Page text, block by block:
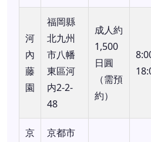
河
內
藤
園
福岡縣
北九州
市八幡
東區河
内2-2-
48
成人約
1,500
日圓
（需預
約）
京
京都市